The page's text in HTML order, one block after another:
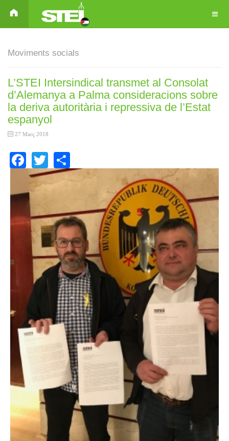
Moviments socials
L’STEI Intersindical transmet al Consolat
d’Alemanya a Palma consideracions sobre
la deriva autoritària i repressiva de l’Estat
espanyol
27 Març 2018
Facebook
Twitter